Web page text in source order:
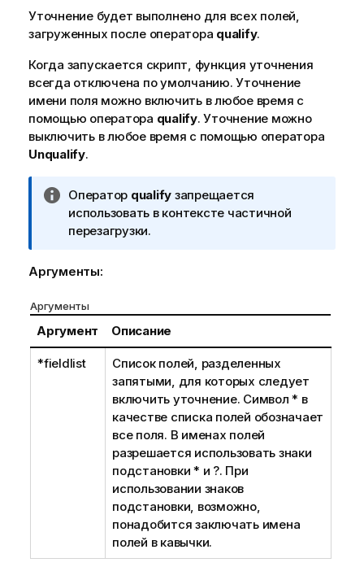
Уточнение будет выполнено для всех полей,
загруженных после оператора qualify.
Когда запускается скрипт, функция уточнения
всегда отключена по умолчанию. Уточнение
имени поля можно включить в любое время с
помощью оператора qualify. Уточнение можно
выключить в любое время с помощью оператора
Unqualify.
П
р
и
е
а
н
и
е
Оператор qualify запрещается
использовать в контексте частичной
перезагрузки.
Аргументы:
Аргументы
Аргумент Описание
*fieldlist
Список полей, разделенных
запятыми, для которых следует
включить уточнение. Символ* в
качестве списка полей обозначает
все поля. В именах полей
разрешается использовать знаки
подстановки * и ?. При
использовании знаков
подстановки, возможно,
понадобится заключать имена
полей в кавычки.